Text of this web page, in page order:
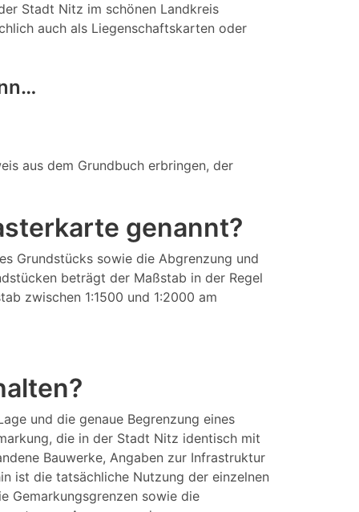
Stadt Nitz im schönen Landkreis
auch als Liegenschaftskarten oder
aus dem Grundbuch erbringen, der
genannt?
Grundstücks sowie die Abgrenzung und
beträgt der Maßstab in der Regel
zwischen 1:1500 und 1:2000 am
und die genaue Begrenzung eines
die in der Stadt Nitz identisch mit
Bauwerke, Angaben zur Infrastruktur
ist die tatsächliche Nutzung der einzelnen
Gemarkungsgrenzen sowie die